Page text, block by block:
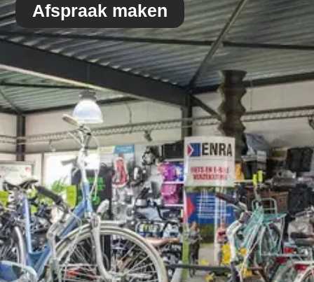
Afspraak maken